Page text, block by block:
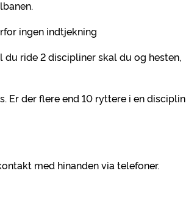
ingen indtjekning
ride 2 discipliner skal du og hesten,
Er der flere end 10 ryttere i en disciplin
med hinanden via telefoner.